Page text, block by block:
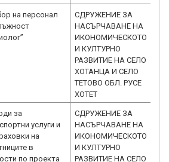
на персонал
СДРУЖЕНИЕ ЗА
НАСЪРЧАВАНЕ НА
ИКОНОМИЧЕСКОТО
И КУЛТУРНО
РАЗВИТИЕ НА СЕЛО
ХОТАНЦА И СЕЛО
ТЕТОВО ОБЛ. РУСЕ
ХОТЕТ
за
услуги и
на
в
по проекта
СДРУЖЕНИЕ ЗА
НАСЪРЧАВАНЕ НА
ИКОНОМИЧЕСКОТО
И КУЛТУРНО
РАЗВИТИЕ НА СЕЛО